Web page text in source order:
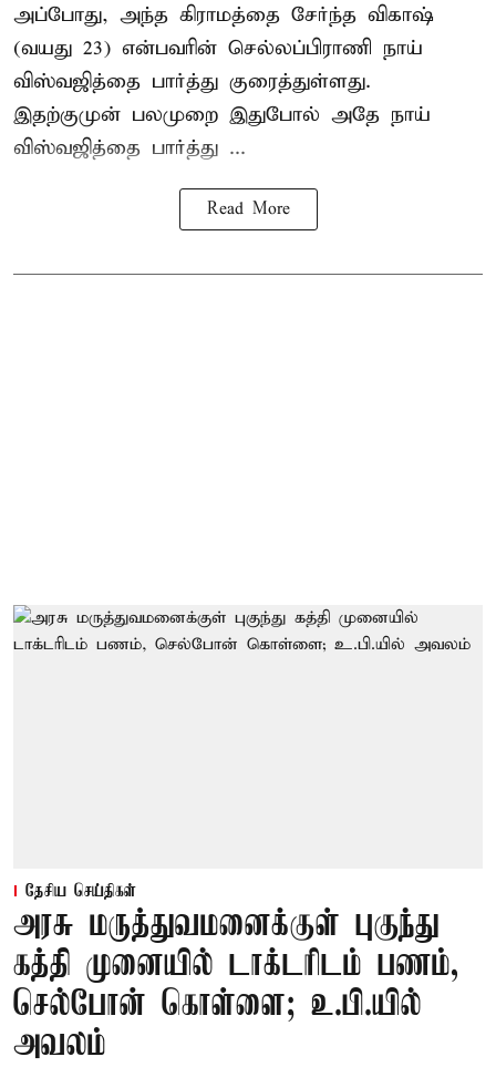
அப்போது, அந்த கிராமத்தை சேர்ந்த விகாஷ்
(வயது 23) என்பவரின் செல்லப்பிராணி நாய்
விஸ்வஜித்தை பார்த்து குரைத்துள்ளது.
இதற்குமுன் பலமுறை இதுபோல் அதே நாய்
விஸ்வஜித்தை பார்த்து ...
Read More
தேசிய செய்திகள்
அரசு மருத்துவமனைக்குள் புகுந்து
கத்தி முனையில் டாக்டரிடம் பணம்,
செல்போன் கொள்ளை; உ.பி.யில்
அவலம்